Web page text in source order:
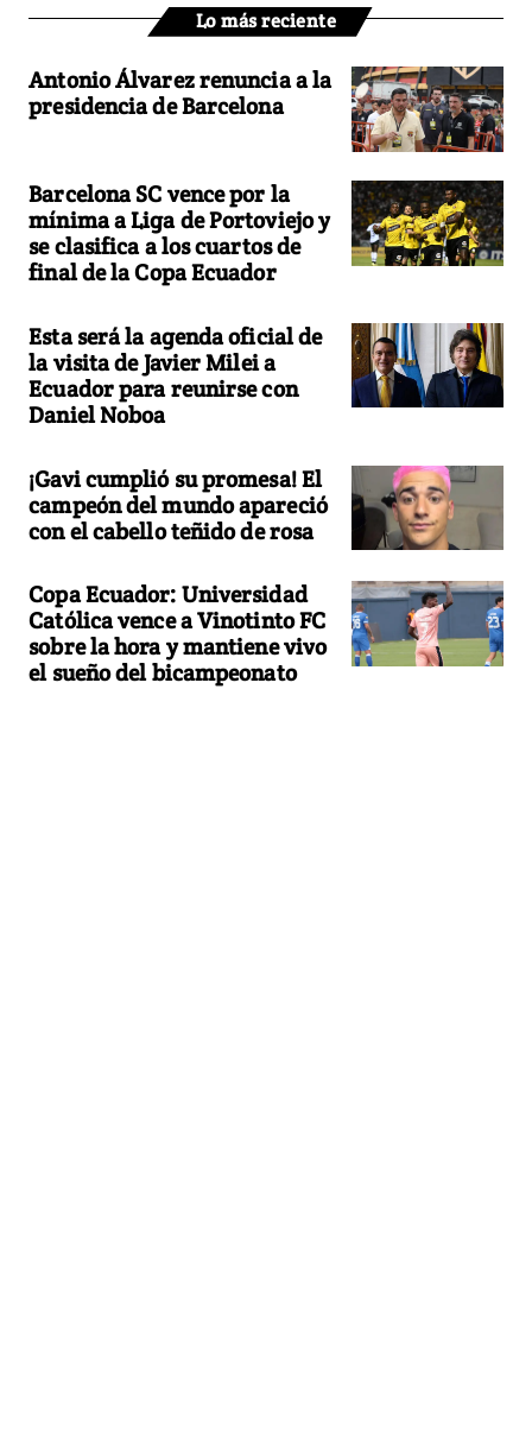
Lo más reciente
Antonio Álvarez renuncia a la
presidencia de Barcelona
Barcelona SC vence por la
mínima a Liga de Portoviejo y
se clasifica a los cuartos de
final de la Copa Ecuador
Esta será la agenda oficial de
la visita de Javier Milei a
Ecuador para reunirse con
Daniel Noboa
¡Gavi cumplió su promesa! El
campeón del mundo apareció
con el cabello teñido de rosa
Copa Ecuador: Universidad
Católica vence a Vinotinto FC
sobre la hora y mantiene vivo
el sueño del bicampeonato